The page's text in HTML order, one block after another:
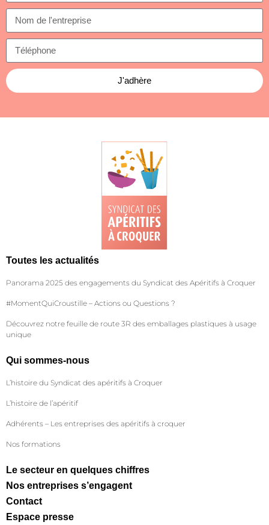
J'adhère
Toutes les actualités
Panorama 2025 des engagements du Syndicat des Apéritifs à Croquer
#MomentQuiCroustille – Actions ou Questions ?
Découvrez notre feuille de route 3R des emballages plastiques à usage
unique
Qui sommes-nous
L’histoire du Syndicat des apéritifs à Croquer
L’histoire de l’apéritif
Adhérents – Les entreprises des apéritifs à croquer
Nos formations
Le secteur en quelques chiffres
Nos entreprises s’engagent
Contact
Espace presse